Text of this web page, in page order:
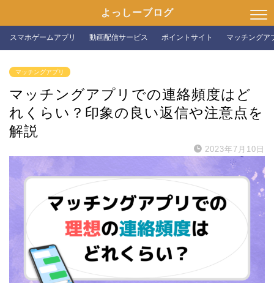
よっしーブログ
スマホゲームアプリ 動画配信サービス ポイントサイト マッチングア
マッチングアプリ
マッチングアプリでの連絡頻度はど
れくらい？印象の良い返信や注意点を
解説
2023年7月10日